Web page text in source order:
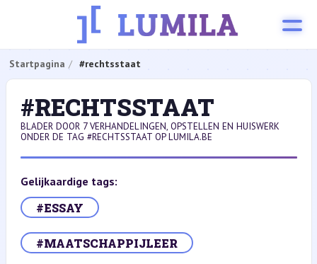
Startpagina #rechtsstaat
#RECHTSSTAAT
BLADER DOOR 7 VERHANDELINGEN, OPSTELLEN EN HUISWERK
ONDER DE TAG #RECHTSSTAAT OP LUMILA.BE
Gelijkaardige tags:
#ESSAY
#MAATSCHAPPIJLEER